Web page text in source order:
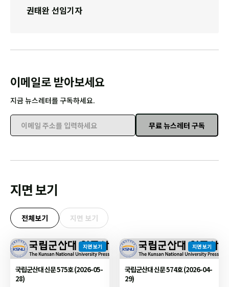
권태완 선임기자
이메일로 받아보세요
지금 뉴스레터를 구독하세요.
이메일 주소를 입력하세요
무료 뉴스레터 구독
지면 보기
전체보기 지면 보기
지면 보기
국립군산대 신문 575호 (2026-05-
28)
지면 보기
국립군산대 신문 574호 (2026-04-
29)